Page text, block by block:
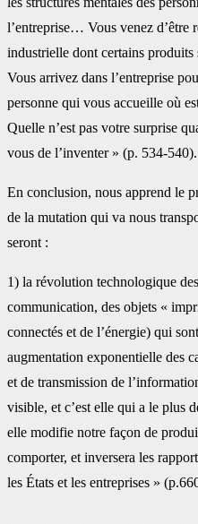
l’entreprise… Vous venez d’être
industrielle dont certains produits
Vous arrivez dans l’entreprise
‎personne qui vous accueille où
Quelle n’est pas votre ‎surprise
vous de l’inventer » (p. 534-540).‎
En conclusion, nous apprend le
de la mutation qui va ‎nous
seront : ‎
‎1) la révolution technologique
communication, des objets ‎‎«
connectés et de l’énergie) qui
augmentation exponentielle des
et de ‎transmission de
visible, et c’est elle qui a le plus
elle modifie notre façon de
‎comporter, et inversera les
les États et les ‎entreprises »